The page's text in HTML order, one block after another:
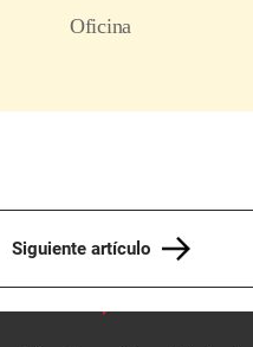
Siguiente artículo